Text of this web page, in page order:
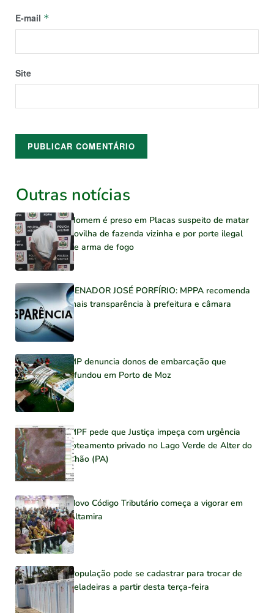
E-mail *
Site
Outras notícias
Homem é preso em Placas suspeito de matar
novilha de fazenda vizinha e por porte ilegal
de arma de fogo
SENADOR JOSÉ PORFÍRIO: MPPA recomenda
mais transparência à prefeitura e câmara
MP denuncia donos de embarcação que
afundou em Porto de Moz
MPF pede que Justiça impeça com urgência
loteamento privado no Lago Verde de Alter do
Chão (PA)
Novo Código Tributário começa a vigorar em
Altamira
População pode se cadastrar para trocar de
geladeiras a partir desta terça-feira